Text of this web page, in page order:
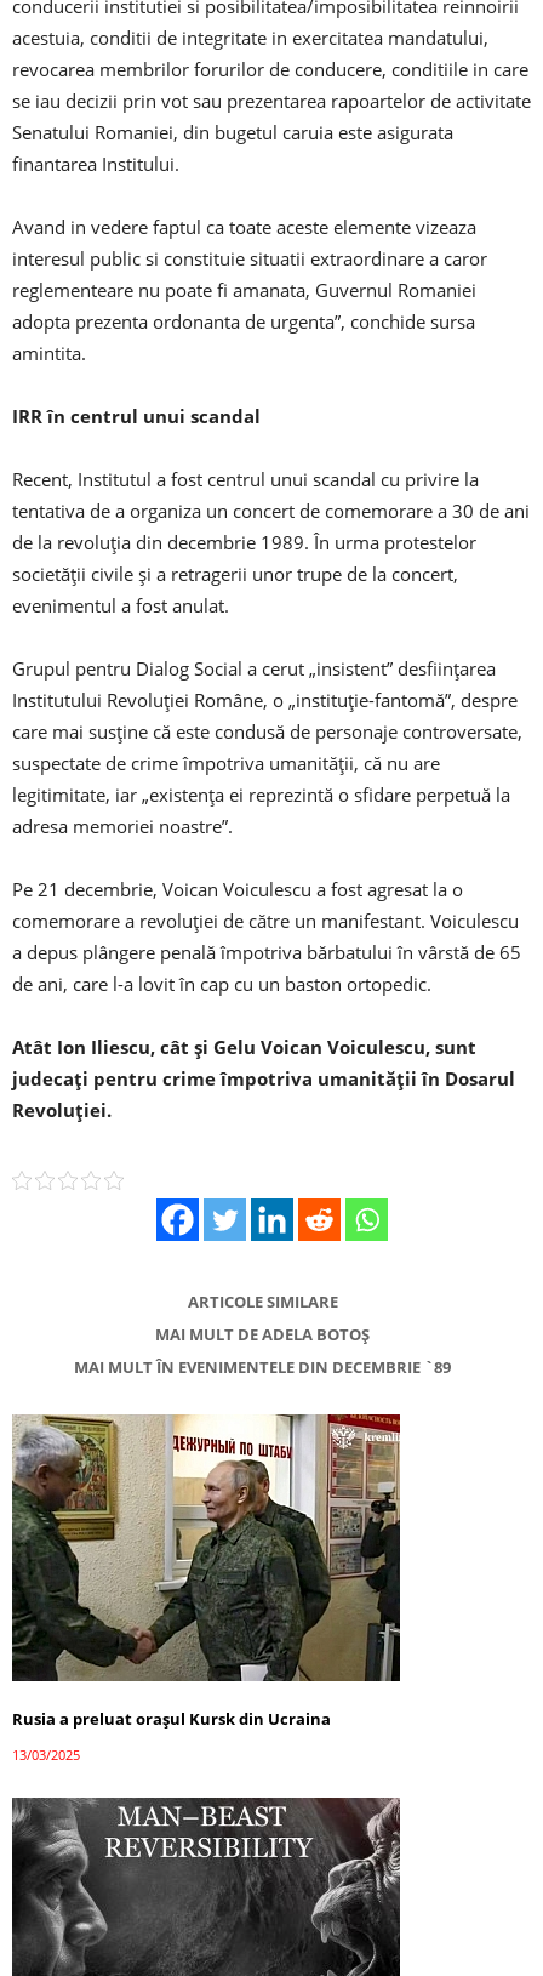
conducerii institutiei si posibilitatea/imposibilitatea reinnoirii
acestuia, conditii de integritate in exercitatea mandatului,
revocarea membrilor forurilor de conducere, conditiile in care
se iau decizii prin vot sau prezentarea rapoartelor de activitate
Senatului Romaniei, din bugetul caruia este asigurata
finantarea Institului.
Avand in vedere faptul ca toate aceste elemente vizeaza
interesul public si constituie situatii extraordinare a caror
reglementeare nu poate fi amanata, Guvernul Romaniei
adopta prezenta ordonanta de urgenta”, conchide sursa
amintita.
IRR în centrul unui scandal
Recent, Institutul a fost centrul unui scandal cu privire la
tentativa de a organiza un concert de comemorare a 30 de ani
de la revoluția din decembrie 1989. În urma protestelor
societății civile și a retragerii unor trupe de la concert,
evenimentul a fost anulat.
Grupul pentru Dialog Social a cerut „insistent” desființarea
Institutului Revoluției Române, o „instituție-fantomă”, despre
care mai susține că este condusă de personaje controversate,
suspectate de crime împotriva umanității, că nu are
legitimitate, iar „existența ei reprezintă o sfidare perpetuă la
adresa memoriei noastre”.
Pe 21 decembrie, Voican Voiculescu a fost agresat la o
comemorare a revoluției de către un manifestant. Voiculescu
a depus plângere penală împotriva bărbatului în vârstă de 65
de ani, care l-a lovit în cap cu un baston ortopedic.
Atât Ion Iliescu, cât și Gelu Voican Voiculescu, sunt
judecați pentru crime împotriva umanității în Dosarul
Revoluției.
ARTICOLE SIMILARE
MAI MULT DE ADELA BOTOȘ
MAI MULT ÎN EVENIMENTELE DIN DECEMBRIE `89
Rusia a preluat orașul Kursk din Ucraina
13/03/2025